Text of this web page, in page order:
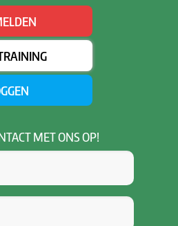
MET ONS OP!